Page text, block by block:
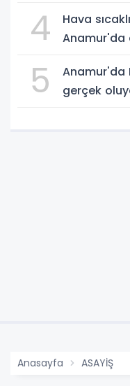
4
Hava
Anamur'da
5
Anamur'da
gerçek
Anasayfa ASAYİŞ